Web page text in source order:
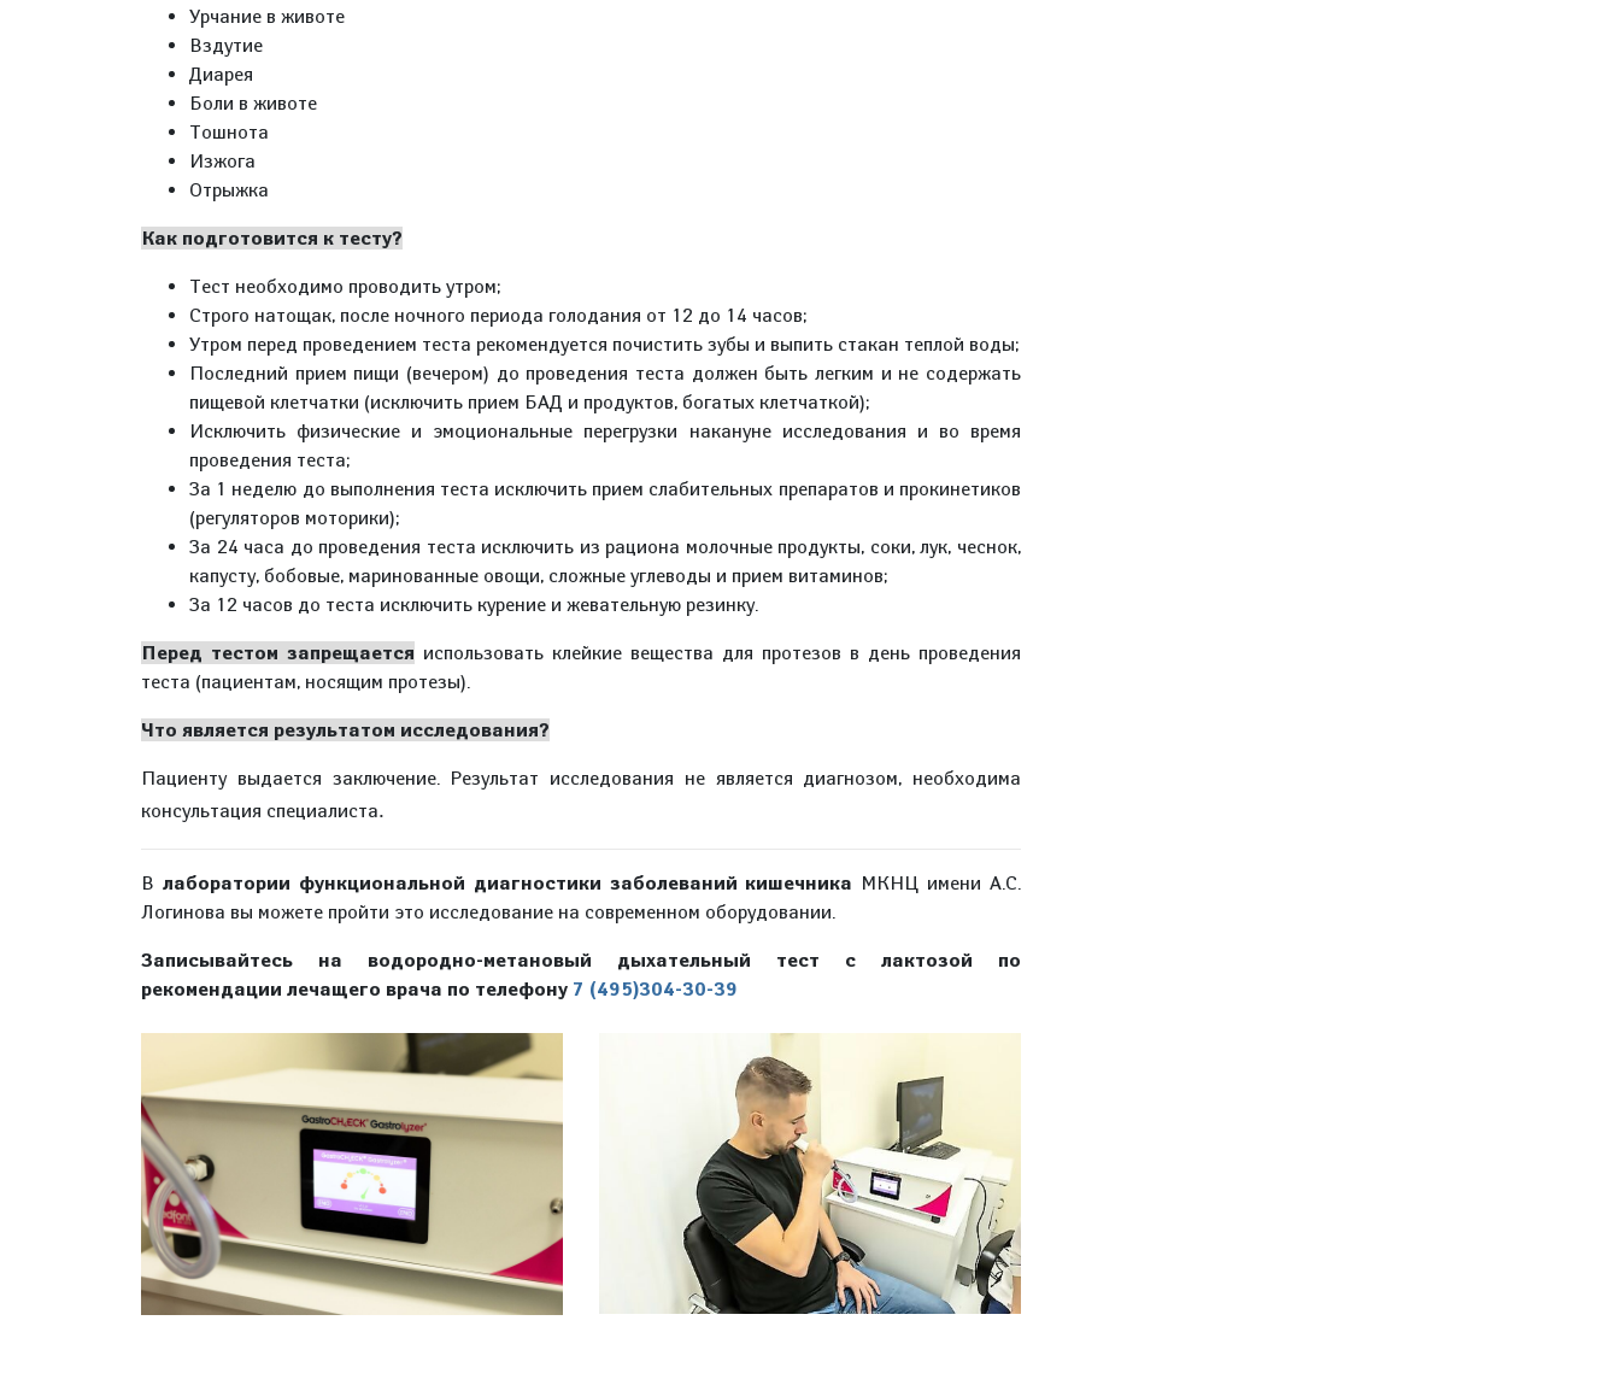
Урчание в животе
Вздутие
Диарея
Боли в животе
Тошнота
Изжога
Отрыжка
Как подготовится к тесту?
Тест необходимо проводить утром;
Строго натощак, после ночного периода голодания от 12 до 14 часов;
Утром перед проведением теста рекомендуется почистить зубы и выпить стакан теплой воды;
Последний прием пищи (вечером) до проведения теста должен быть легким и не содержать
пищевой клетчатки (исключить прием БАД и продуктов, богатых клетчаткой);
Исключить физические и эмоциональные перегрузки накануне исследования и во время
проведения теста;
За 1 неделю до выполнения теста исключить прием слабительных препаратов и прокинетиков
(регуляторов моторики);
За 24 часа до проведения теста исключить из рациона молочные продукты, соки, лук, чеснок,
капусту, бобовые, маринованные овощи, сложные углеводы и прием витаминов;
За 12 часов до теста исключить курение и жевательную резинку.
Перед тестом запрещается использовать клейкие вещества для протезов в день проведения
теста (пациентам, носящим протезы).
Что является результатом исследования?
Пациенту выдается заключение. Результат исследования не является диагнозом, необходима
консультация специалиста.
В лаборатории функциональной диагностики заболеваний кишечника МКНЦ имени А.С.
Логинова вы можете пройти это исследование на современном оборудовании.
Записывайтесь на водородно-метановый дыхательный тест с лактозой по
рекомендации лечащего врача по телефону 7 (495)304-30-39